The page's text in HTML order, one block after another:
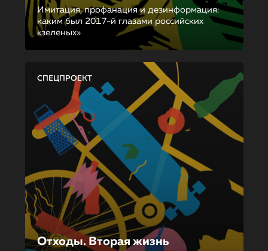
Имитация, профанация и дезинформация:
каким был 2017-й глазами российских
«зеленых»
СПЕЦПРОЕКТ
Отходы. Вторая жизнь